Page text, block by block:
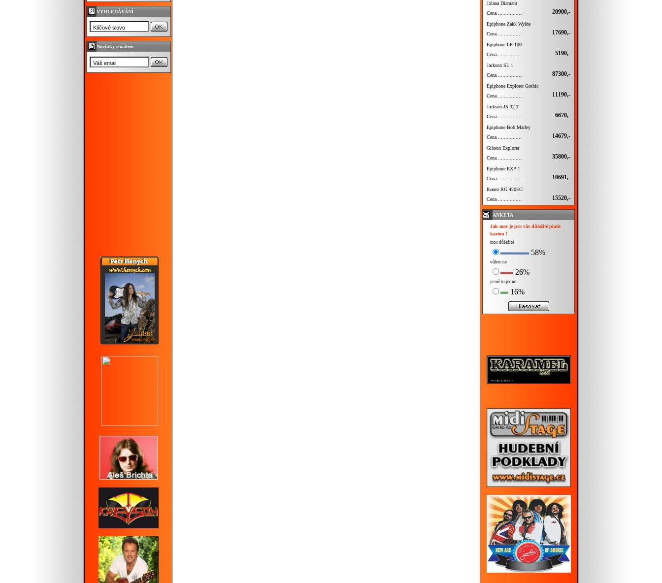
VYHLEDÁVÁNÍ
Novinky emailem
Jolana Diamant
Cena ................
20900,-
Epiphone Zakk Wylde
Cena ................
17690,-
Epiphone LP 100
Cena ................
5190,-
Jackson SL 1
Cena ................
87300,-
Epiphone Explorer Gothic
Cena ................
11190,-
Jackson JS 32 T
Cena ................
6670,-
Epiphone Bob Marley
Cena ................
14679,-
Gibson Explorer
Cena ................
35800,-
Epiphone EXP 1
Cena ................
10691,-
Ibanez RG 420EG
Cena ................
15520,-
ANKETA
Jak moc je pro vás důležité platit
kartou !
moc důležité
58%
vůbec ne
26%
je mě to jedno
16%